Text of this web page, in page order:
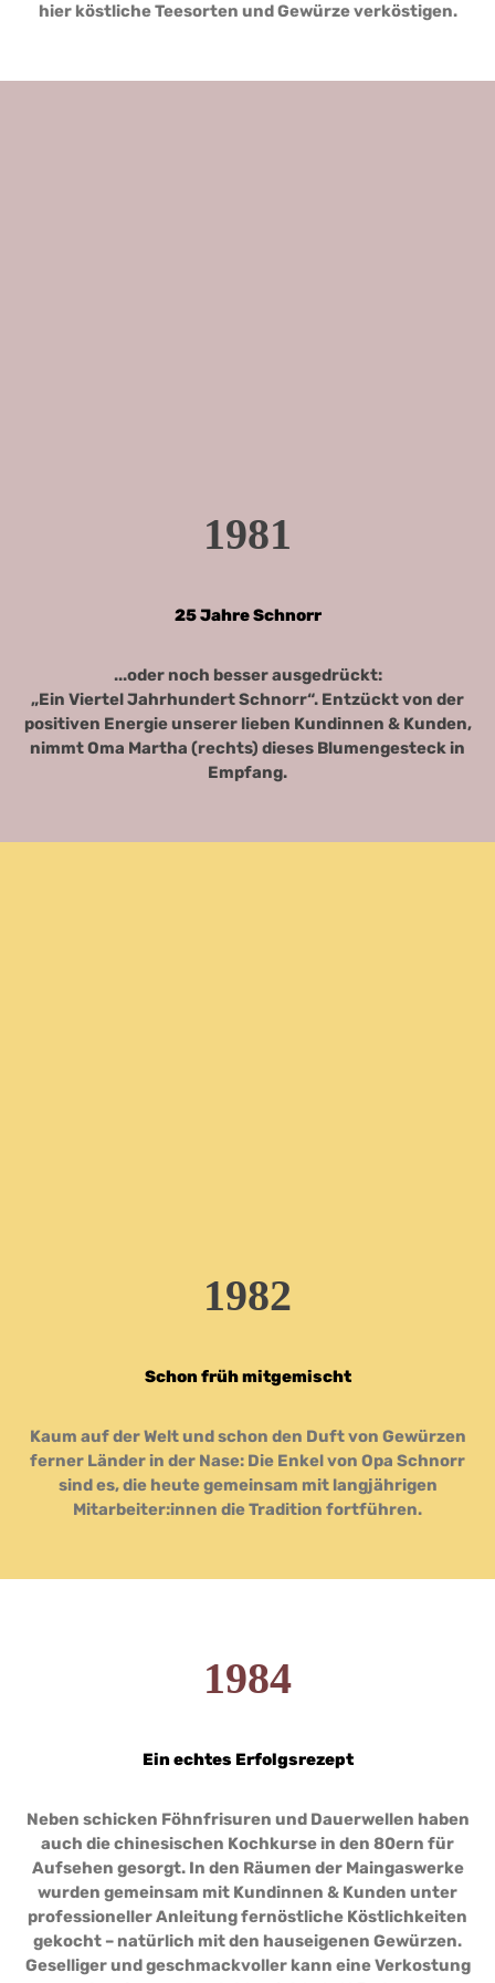
hier köstliche Teesorten und Gewürze verköstigen.
1981
25 Jahre Schnorr
...oder noch besser ausgedrückt:
„Ein Viertel Jahrhundert Schnorr“. Entzückt von der
positiven Energie unserer lieben Kundinnen & Kunden,
nimmt Oma Martha (rechts) dieses Blumengesteck in
Empfang.
1982
Schon früh mitgemischt
Kaum auf der Welt und schon den Duft von Gewürzen
ferner Länder in der Nase: Die Enkel von Opa Schnorr
sind es, die heute gemeinsam mit langjährigen
Mitarbeiter:innen die Tradition fortführen.
1984
Ein echtes Erfolgsrezept
Neben schicken Föhnfrisuren und Dauerwellen haben
auch die chinesischen Kochkurse in den 80ern für
Aufsehen gesorgt. In den Räumen der Maingaswerke
wurden gemeinsam mit Kundinnen & Kunden unter
professioneller Anleitung fernöstliche Köstlichkeiten
gekocht – natürlich mit den hauseigenen Gewürzen.
Geselliger und geschmackvoller kann eine Verkostung